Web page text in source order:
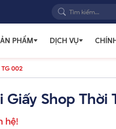
PHẨM DỊCH VỤ
002
Giấy Shop Thời
hệ!